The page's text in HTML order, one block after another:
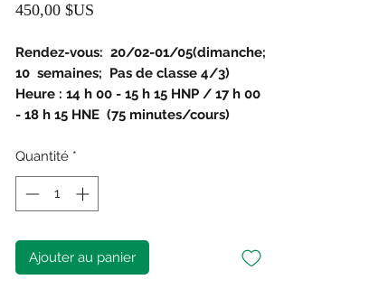
450,00 $US
Rendez-vous: 20/02-01/05(dimanche;
10 semaines; Pas de classe 4/3)
Heure : 14 h 00 - 15 h 15 HNP / 17 h 00
- 18 h 15 HNE (75 minutes/cours)
Quantité *
Ajouter au panier